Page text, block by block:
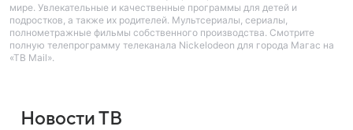
мире. Увлекательные и качественные программы для детей и
подростков, а также их родителей. Мультсериалы, сериалы,
полнометражные фильмы собственного производства. Смотрите
полную телепрограмму телеканала Nickelodeon для города Магас на
«ТВ Mail».
Новости ТВ